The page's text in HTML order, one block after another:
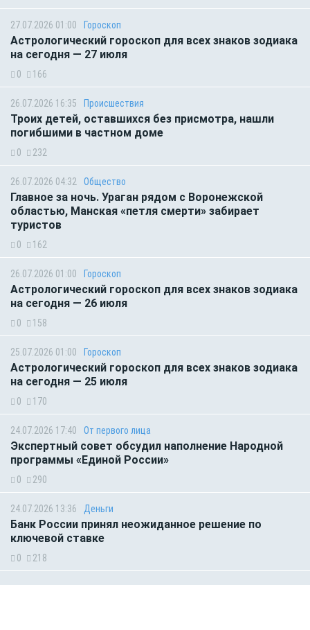
27.07.2026 01:00 Гороскоп
Астрологический гороскоп для всех знаков зодиака
на сегодня — 27 июля
0 166
26.07.2026 16:35 Происшествия
Троих детей, оставшихся без присмотра, нашли
погибшими в частном доме
0 232
26.07.2026 04:32 Общество
Главное за ночь. Ураган рядом с Воронежской
областью, Манская «петля смерти» забирает
туристов
0 162
26.07.2026 01:00 Гороскоп
Астрологический гороскоп для всех знаков зодиака
на сегодня — 26 июля
0 158
25.07.2026 01:00 Гороскоп
Астрологический гороскоп для всех знаков зодиака
на сегодня — 25 июля
0 170
24.07.2026 17:40 От первого лица
Экспертный совет обсудил наполнение Народной
программы «Единой России»
0 290
24.07.2026 13:36 Деньги
Банк России принял неожиданное решение по
ключевой ставке
0 218